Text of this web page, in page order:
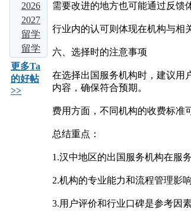
若是
不出
意外
的
话，
2026
年中
选！
吃透
这四
大热
门留
学地
区，
中介
才敢
说！
2026
五大
留学
机构
留学
爆
火！
免学
费、
好留
下，
2026
多国
留学
中介
实测
对
比：5
2027
届留
学必
看：
申请
海外
留学
申请
全流
程：
2026
留学
申
请：3
个背
更多Ta
的好帖
>>
需要改进的地方也可能通过反馈
行业内的认可则体现在机构与相
六、选择时的注意事项
在选择出国服务机构时，建议用
内容，确保符合预期。
费用方面，不同机构的收费标准
总结重点：
1.汉中地区的出国服务机构在服
2.机构的专业能力和流程管理影
3.用户评价和行业口碑是参考因